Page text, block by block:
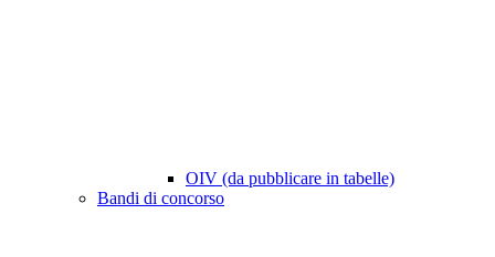
OIV (da pubblicare in tabelle)
Bandi di concorso